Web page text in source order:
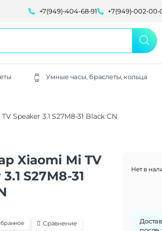
+7(949)-404-68-91 +7(949)-002-00-
Умные часы, браслеты, кольца
Speaker 3.1 S27M8-31 Black CN
Xiaomi Mi TV
S27M8-31
Сравнение
Нет в